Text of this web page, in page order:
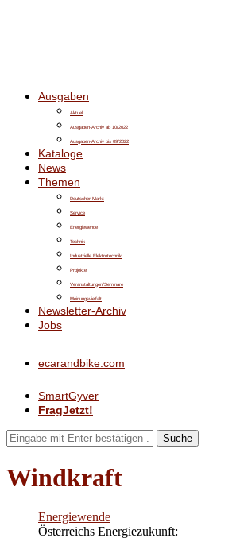
Ausgaben
Aktuell
Ausgaben-Archiv ab 10/2022
Ausgaben-Archiv bis 09/2022
Kataloge
News
Themen
Deutscher Markt
Service
Energiewende
Technik
Industrielle Elektrotechnik
Projekte
Veranstaltungen/Seminare
Meinungsvielfalt
Newsletter-Archiv
Jobs
ecarandbike.com
SmartGyver
FragJetzt!
Suche
Windkraft
Energiewende
Österreichs Energiezukunft: